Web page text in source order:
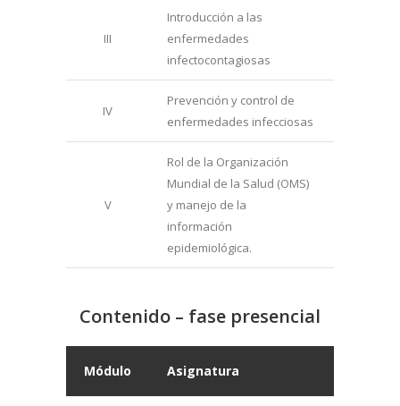
III
Introducción a las
enfermedades
infectocontagiosas
IV
Prevención y control de
enfermedades infecciosas
V
Rol de la Organización
Mundial de la Salud (OMS)
y manejo de la
información
epidemiológica.
Contenido – fase presencial
Módulo Asignatura